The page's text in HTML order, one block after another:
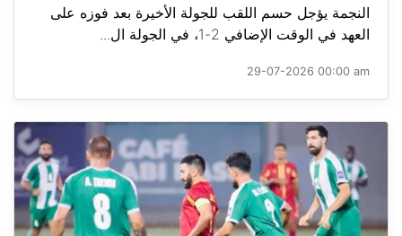
النجمة يؤجل حسم اللقب للجولة الأخيرة بعد فوزه على
العهد في الوقت الإضافي 2-1، في الجولة ال...
29-07-2026 00:00 am